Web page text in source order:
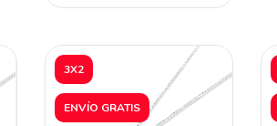
3X2
ENVÍO GRATIS